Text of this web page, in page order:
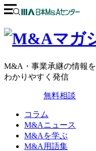
M&A・事業承継の情報を
わかりやすく発信
無料相談
コラム
M&Aニュース
M&Aを学ぶ
M&A用語集